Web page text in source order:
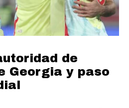
de
Georgia y paso